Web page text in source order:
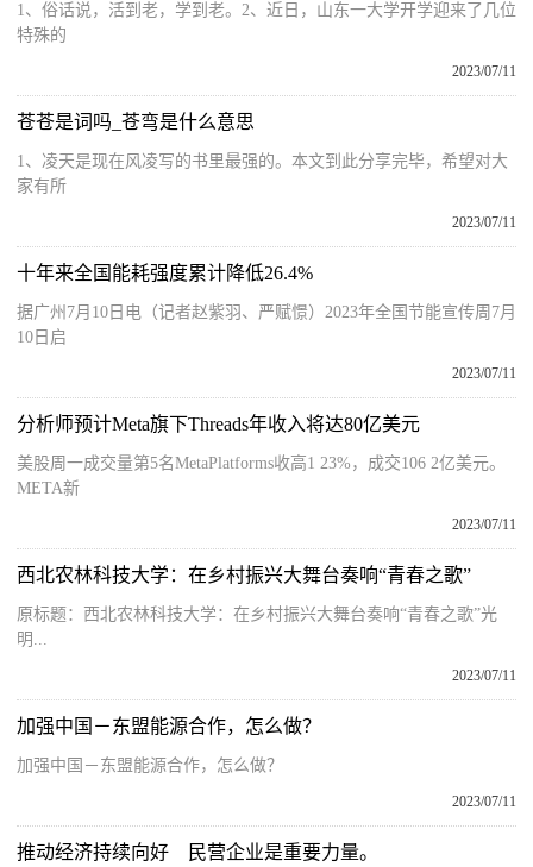
1、俗话说，活到老，学到老。2、近日，山东一大学开学迎来了几位
特殊的
2023/07/11
苍苍是词吗_苍弯是什么意思
1、凌天是现在风凌写的书里最强的。本文到此分享完毕，希望对大
家有所
2023/07/11
十年来全国能耗强度累计降低26.4%
据广州7月10日电（记者赵紫羽、严赋憬）2023年全国节能宣传周7月
10日启
2023/07/11
分析师预计Meta旗下Threads年收入将达80亿美元
美股周一成交量第5名MetaPlatforms收高1 23%，成交106 2亿美元。
META新
2023/07/11
西北农林科技大学：在乡村振兴大舞台奏响“青春之歌”
原标题：西北农林科技大学：在乡村振兴大舞台奏响“青春之歌”光
明...
2023/07/11
加强中国－东盟能源合作，怎么做？
加强中国－东盟能源合作，怎么做？
2023/07/11
推动经济持续向好 民营企业是重要力量。